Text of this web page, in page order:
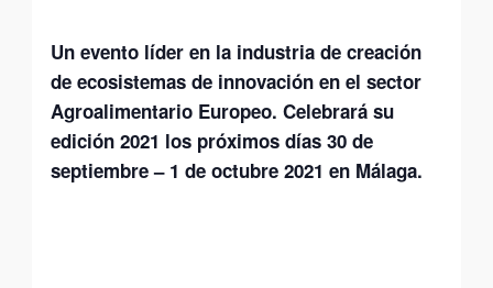
Un evento líder en la industria de creación
de ecosistemas de innovación en el sector
Agroalimentario Europeo. Celebrará su
edición 2021 los próximos días 30 de
septiembre – 1 de octubre 2021 en Málaga.